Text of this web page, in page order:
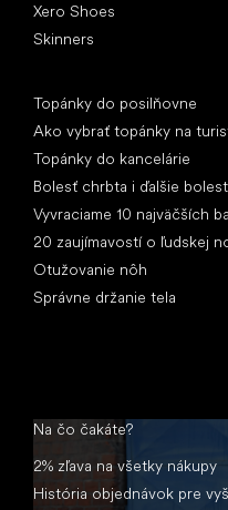
Xero Shoes
Skinners
Topánky do posilňovne
Ako vybrať topánky na
Topánky do kancelárie
Bolesť chrbta i ďalšie
Vyvraciame 10 najväčších
20 zaujímavostí o ľudskej
Otužovanie nôh
Správne držanie tela
Na čo čakáte?
2% zľava na všetky nákupy
História objednávok pre